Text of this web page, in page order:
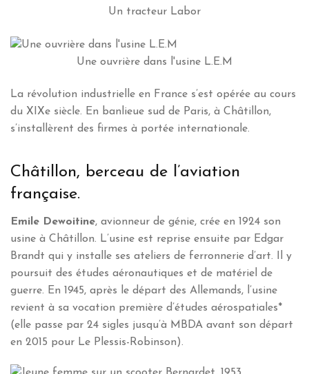
Un tracteur Labor
Une ouvrière dans l'usine L.E.M
La révolution industrielle en France s’est opérée au cours
du XIXe siècle. En banlieue sud de Paris, à Châtillon,
s’installèrent des firmes à portée internationale.
Châtillon, berceau de l’aviation
française.
Emile Dewoitine, avionneur de génie, crée en 1924 son
usine à Châtillon. L’usine est reprise ensuite par Edgar
Brandt qui y installe ses ateliers de ferronnerie d’art. Il y
poursuit des études aéronautiques et de matériel de
guerre. En 1945, après le départ des Allemands, l’usine
revient à sa vocation première d’études aérospatiales*
(elle passe par 24 sigles jusqu’à MBDA avant son départ
en 2015 pour Le Plessis-Robinson).